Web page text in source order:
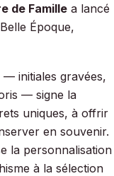
de Famille a lancé
Époque,
— initiales gravées,
— signe la
uniques, à offrir
en souvenir.
la personnalisation
à la sélection